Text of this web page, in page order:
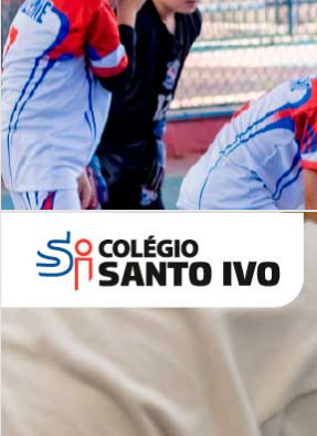
Desafios | Saiba mais